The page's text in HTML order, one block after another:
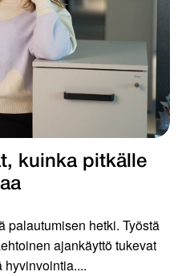
kuinka pitkälle
palautumisen hetki. Työstä
ajankäyttö tukevat
hyvinvointia....